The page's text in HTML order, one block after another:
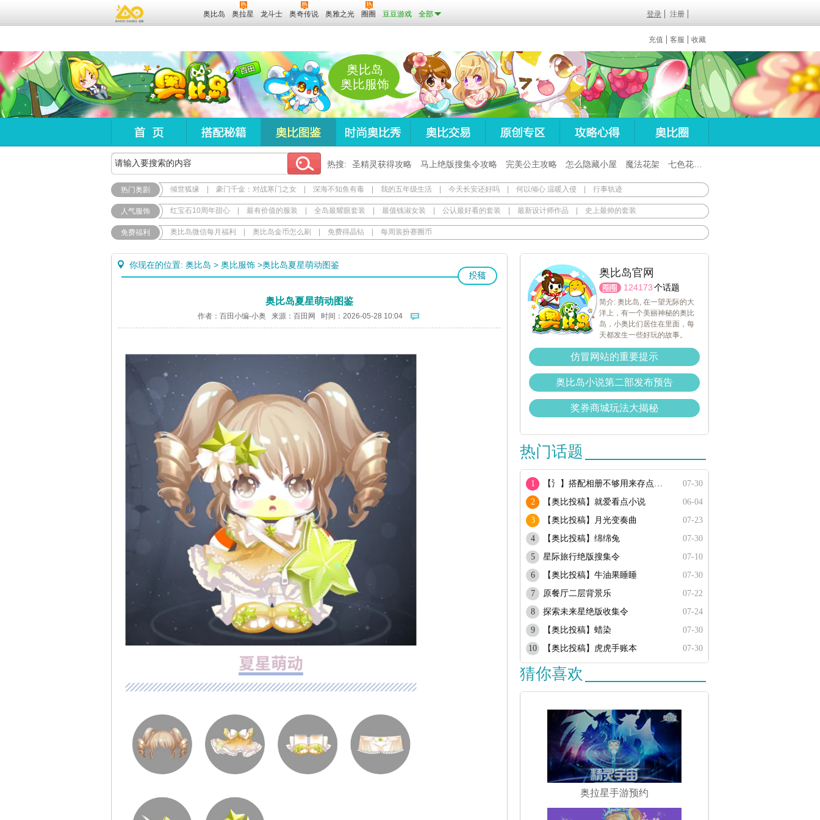
奥比岛 奥拉星 龙斗士 奥奇传说 奥雅之光 圈圈 豆豆游戏 全部 登录 注册
充值 客服 收藏
奥比岛
奥比服饰
热搜: 圣精灵获得攻略 马上绝版搜集令攻略 完美公主攻略 怎么隐藏小屋 魔法花架 七色花在哪
热门奥剧 倾世狐缘 豪门千金：对战寒门之女 深海不知鱼有毒 我的五年级生活 今天长安还好吗 何以倾心 温暖入侵 行事轨迹
人气服饰 红宝石10周年甜心 最有价值的服装 全岛最耀眼套装 最值钱淑女装 公认最好看的套装 最新设计师作品 史上最帅的套装
免费福利 奥比岛微信每月福利 奥比岛金币怎么刷 免费得晶钻 每周装扮赛圈币
你现在的位置: 奥比岛 > 奥比服饰 >奥比岛夏星萌动图鉴
奥比岛夏星萌动图鉴
作者：百田小编-小奥 来源： 百田网 时间：2026-05-28 10:04
奥比岛官网
124173个话题
简介: 奥比岛, 在一望无际的大
洋上，有一个美丽神秘的奥比
岛，小奥比们居住在里面，每
天都发生一些好玩的故事。
仿冒网站的重要提示
奥比岛小说第二部发布预告
奖券商城玩法大揭秘
热门话题
1 【氵】搭配相册不够用来存点搭配
07-30
2
【奥比投稿】就爱看点小说
06-04
3
【奥比投稿】月光变奏曲
07-23
4
【奥比投稿】绵绵兔
07-30
5
星际旅行绝版搜集令
07-10
6
【奥比投稿】牛油果睡睡
07-30
7
原餐厅二层背景乐
07-22
8
探索未来星绝版收集令
07-24
9
【奥比投稿】蜡染
07-30
10
【奥比投稿】虎虎手账本 07-30
猜你喜欢
奥拉星手游预约